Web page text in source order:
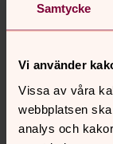
Samtycke
Vi använder
Vissa av våra
webbplatsen
analys och
Foto: Anders